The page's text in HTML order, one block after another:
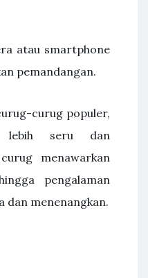
atau smartphone
pemandangan.
curug populer,
lebih seru dan
menawarkan
pengalaman
dan menenangkan.